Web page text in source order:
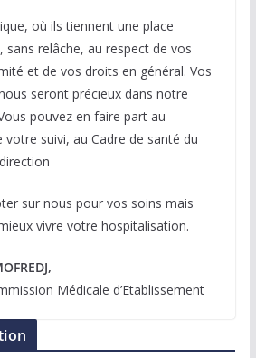
où ils tiennent une place
relâche, au respect de vos
et de vos droits en général. Vos
seront précieux dans notre
pouvez en faire part au
votre suivi, au Cadre de santé du
sur nous pour vos soins mais
vivre votre hospitalisation.
Médicale d’Etablissement